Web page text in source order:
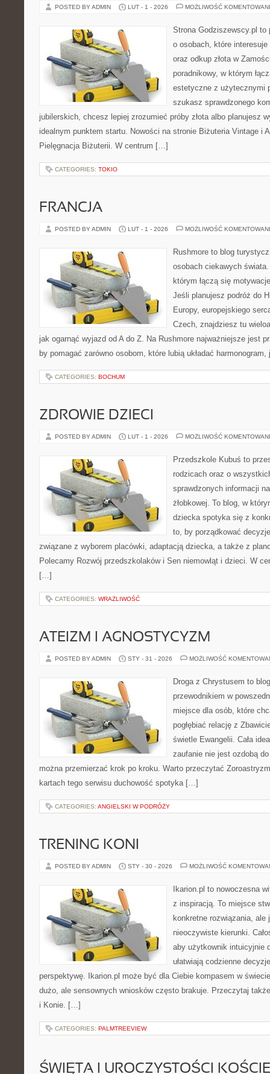
POSTED BY ADMIN LUT - 1 - 2026 MOŻLIWOŚĆ
Strona Godziszewscy.pl to
o osobach, które
oraz odkup złota w
poradnikowy, w którym
estetyczne z użytecznymi
szukasz sprawdzonego
jubilerskich, chcesz lepiej zrozumieć próby złota albo planujesz
idealnym punktem startu. Nowości na stronie Biżuteria Vintage i
Pielęgnacja Biżuterii. W centrum […]
CATEGORIES: TOKIO
FRANCJA
POSTED BY ADMIN LUT - 1 - 2026 MOŻLIWOŚĆ
Rushmore to blog
osobach ciekawych
którym łączą się
Jeśli planujesz podróż do
Europy, europejskiego
Czech, znajdziesz tu
jak ogarnąć wyjazd od A do Z. Na Rushmore najważniejsze jest
by pomagać zarówno osobom, które lubią układać
CATEGORIES: BOCHUM
ZDROWIE DZIECI
POSTED BY ADMIN LUT - 1 - 2026 MOŻLIWOŚĆ
Przedszkole Kubuś to
rodzicach oraz o
sprawdzonych informacji
żłobkowej. To blog, w
dziecka spotyka się z
to, by porządkować
związane z wyborem placówki, adaptacją dziecka, a także z
Polecamy Rozwój przedszkolaków i Sen niemowląt i dzieci. W
[…]
CATEGORIES: WRAŻLIWOŚĆ
ATEIZM I AGNOSTYCYZM
POSTED BY ADMIN STY - 31 - 2026 MOŻLIWOŚĆ
Droga z Chrystusem to
przewodnikiem w
miejsce dla osób, które
pogłębiać relację z
świetle Ewangelii. Cała
zaufanie nie jest ozdobą
można przemierzać krok po kroku. Warto przeczytać
kartach tego serwisu duchowość spotyka […]
CATEGORIES: ANGIELSKI W PODRÓŻY
TRENING KONI
POSTED BY ADMIN STY - 30 - 2026 MOŻLIWOŚĆ
Ikarion.pl to nowoczesna
z inspiracją. To miejsce
konkretne rozwiązania,
nieoczywiste kierunki.
aby użytkownik intuicyjnie
ułatwiają codzienne
perspektywę. Ikarion.pl może być dla Ciebie kompasem w
dużo, ale sensownych wniosków często brakuje. Przeczytaj
i Konie. […]
CATEGORIES: PALMTREEVIEW
ŚWIĘTA I UROCZYSTOŚCI